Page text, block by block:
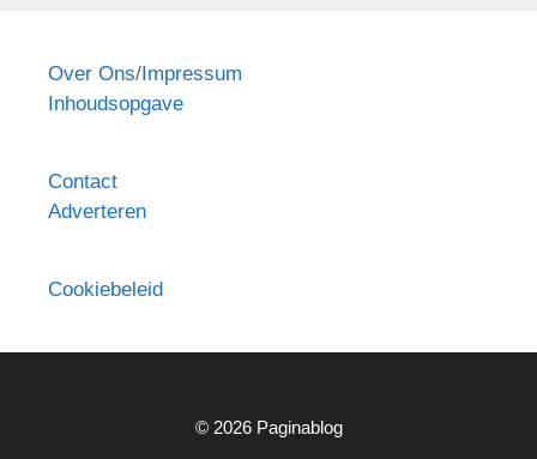
Over Ons/Impressum
Inhoudsopgave
Contact
Adverteren
Cookiebeleid
© 2026 Paginablog